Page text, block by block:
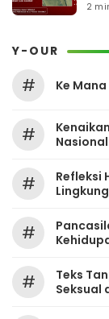
2
Y-OUR
# Ke
#
#
Refleksi
#
#
Teks
Seksual